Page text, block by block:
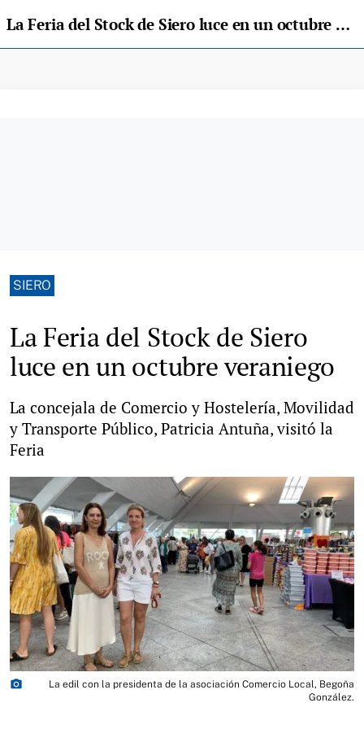
La Feria del Stock de Siero luce en un octubre veraniego
SIERO
La Feria del Stock de Siero
luce en un octubre veraniego
La concejala de Comercio y Hostelería, Movilidad
y Transporte Público, Patricia Antuña, visitó la
Feria
photo_camera
La edil con la presidenta de la asociación Comercio Local, Begoña
González.